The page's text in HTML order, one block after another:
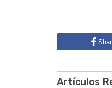
Artículos